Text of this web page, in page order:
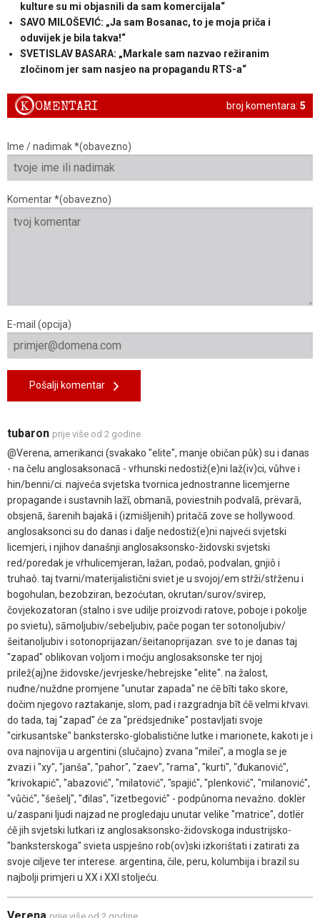
kulture su mi objasnili da sam komercijala“
SAVO MILOŠEVIĆ: „Ja sam Bosanac, to je moja priča i
oduvijek je bila takva!“
SVETISLAV BASARA: „Markale sam nazvao režiranim
zločinom jer sam nasjeo na propagandu RTS-a“
broj komentara: 5
KOMENTARI
Ime / nadimak *(obavezno)
Komentar *(obavezno)
E-mail (opcija)
Pošalji komentar
tubaron prije više od 2 godine
@Verena, amerikanci (svakako "elite", manje običan půk) su i danas
- na čelu anglosaksonacā - vṙhunski nedostiž(e)ni laž(iv)ci, vůhve i
hin/benni/ci. najveća svjetska tvornica jednostranne licemjerne
propagande i sustavnih lažī, obmanā, poviestnih podvalā, prëvarā,
obsjenā, šarenih bajakā i (izmišljenih) pritačā zove se hollywood.
anglosaksonci su do danas i dalje nedostiž(e)ni najveći svjetski
licemjeri, i njihov današnji anglosaksonsko-židovski svjetski
red/poredak je vṙhulicemjeran, lažan, podaô, podvalan, gnjiô i
truhaô. taj tvarni/materijalistični sviet je u svojoj/em stṙži/stṙženu i
bogohulan, bezobziran, bezoćutan, okrutan/surov/svirep,
čovjekozatoran (stalno i sve udilje proizvodi ratove, poboje i pokolje
po svietu), sāmoljubiv/sebeljubiv, pače pogan ter sotonoljubiv/
šeitanoljubiv i sotonoprijazan/šeitanoprijazan. sve to je danas taj
"zapad" oblikovan voljom i moćju anglosaksonske ter njoj
prilež(aj)ne židovske/jevrjeske/hebrejske "elite". na žalost,
nuđne/nuždne promjene "unutar zapada" ne ćē bīti tako skore,
dočim njegovo raztakanje, slom, pad i razgradnja bīt ćē velmi kṙvavi.
do tada, taj "zapad" će za "prëdsjednike" postavljati svoje
"cirkusantske" bankstersko-globalistične lutke i marionete, kakoti je i
ova najnovïja u argentini (slučajno) zvana "milei", a mogla se je
zvazi i "xy", "janša", "pahor", "zaev", "rama", "kurti", "đukanović",
"krivokapić", "abazović", "milatović", "spajić", "plenković", "milanović",
"vůčić", "šešelj", "đilas", "izetbegović" - podpůnoma nevažno. doklër
u/zaspani ljudi najzad ne progledaju unutar velike "matrice", dotlër
ćē jih svjetski lutkari iz anglosaksonsko-židovskoga industrijsko-
"banksterskoga" svieta uspješno rob(ov)ski izkorištati i zatirati za
svoje ciljeve ter interese. argentina, čile, peru, kolumbija i brazil su
najbolji primjeri u XX i XXI stoljeću.
Verena